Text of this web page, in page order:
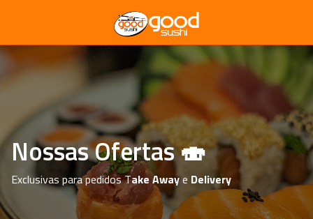
Nossas Ofertas 🍣
Exclusivas para pedidos Take Awaye Delivery